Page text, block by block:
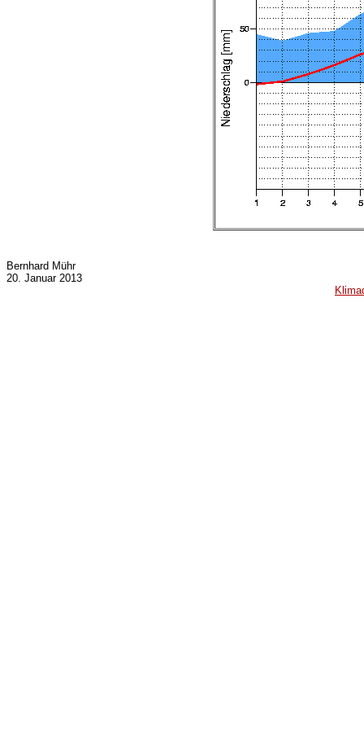
Bernhard Mühr
20. Januar 2013